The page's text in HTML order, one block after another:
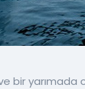
bir